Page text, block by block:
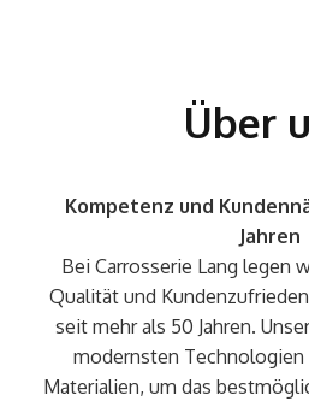
Über
Kompetenz und
Jahren
Bei Carrosserie Lang legen
Qualität und
seit mehr als 50 Jahren.
modernsten
Materialien, um das